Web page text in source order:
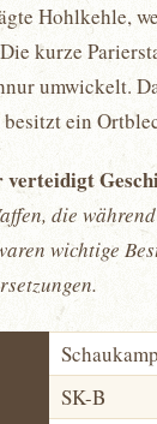
Hohlkehle,
kurze
umwickelt.
ein
die
wichtige
SK-B